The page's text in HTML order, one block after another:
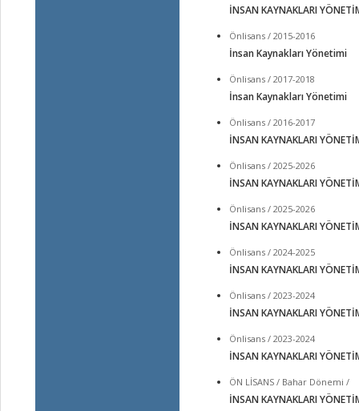
İNSAN KAYNAKLARI
Önlisans / 2015-2016
İnsan Kaynakları Yönetimi
Önlisans / 2017-2018
İnsan Kaynakları Yönetimi
Önlisans / 2016-2017
İNSAN KAYNAKLARI
Önlisans / 2025-2026
İNSAN KAYNAKLARI
Önlisans / 2025-2026
İNSAN KAYNAKLARI
Önlisans / 2024-2025
İNSAN KAYNAKLARI
Önlisans / 2023-2024
İNSAN KAYNAKLARI
Önlisans / 2023-2024
İNSAN KAYNAKLARI
ÖN LİSANS / Bahar Dönemi /
İNSAN KAYNAKLARI